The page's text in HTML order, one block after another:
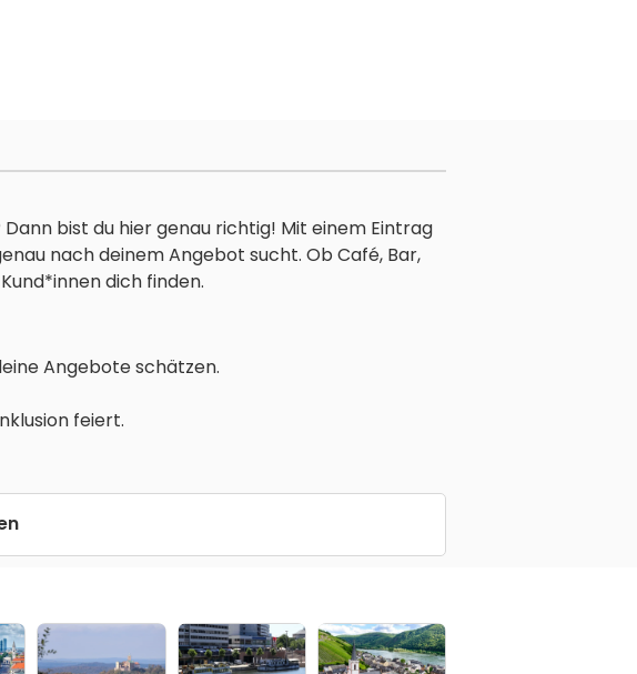
bist du hier genau richtig! Mit einem Eintrag
nach deinem Angebot sucht. Ob Café, Bar,
dich finden.
Angebote schätzen.
feiert.